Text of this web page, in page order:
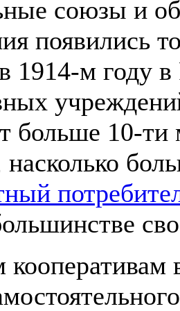
союзы и
появились
1914-м году
больше 10-